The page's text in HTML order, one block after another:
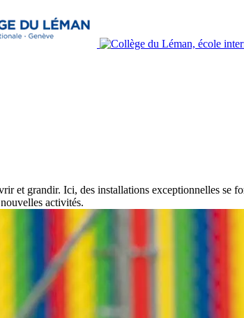
et grandir. Ici, des installations exceptionnelles se
activités.